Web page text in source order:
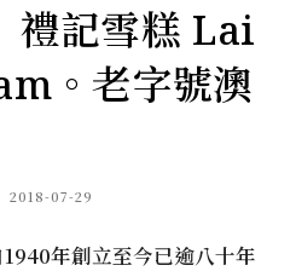
禮記雪糕 Lai
。老字號澳
2018-07-29
年創立至今已逾八十年